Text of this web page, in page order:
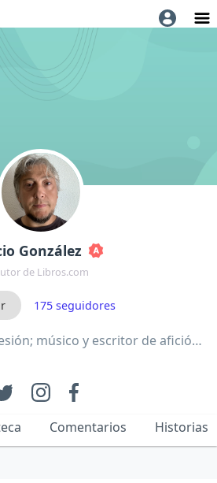
González
de Libros.com
175seguidores
músico y escritor de afició…
Comentarios Historias